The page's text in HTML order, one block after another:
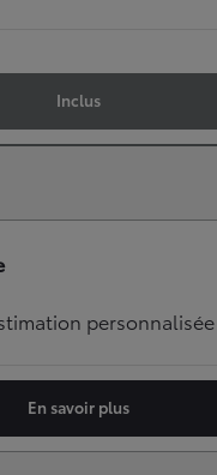
Inclus
personnalisée
En savoir plus